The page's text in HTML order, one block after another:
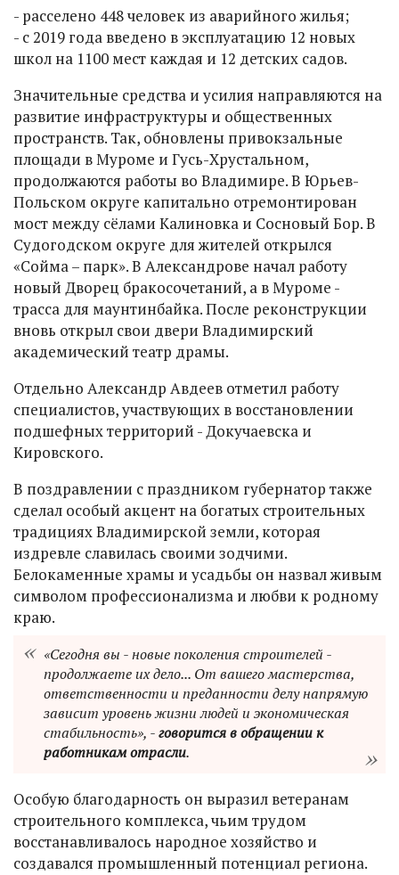
- расселено 448 человек из аварийного жилья;
- с 2019 года введено в эксплуатацию 12 новых
школ на 1100 мест каждая и 12 детских садов.
Значительные средства и усилия направляются на
развитие инфраструктуры и общественных
пространств. Так, обновлены привокзальные
площади в Муроме и Гусь-Хрустальном,
продолжаются работы во Владимире. В Юрьев-
Польском округе капитально отремонтирован
мост между сёлами Калиновка и Сосновый Бор. В
Судогодском округе для жителей открылся
«Сойма – парк». В Александрове начал работу
новый Дворец бракосочетаний, а в Муроме -
трасса для маунтинбайка. После реконструкции
вновь открыл свои двери Владимирский
академический театр драмы.
Отдельно Александр Авдеев отметил работу
специалистов, участвующих в восстановлении
подшефных территорий - Докучаевска и
Кировского.
В поздравлении с праздником губернатор также
сделал особый акцент на богатых строительных
традициях Владимирской земли, которая
издревле славилась своими зодчими.
Белокаменные храмы и усадьбы он назвал живым
символом профессионализма и любви к родному
краю.
«Сегодня вы - новые поколения строителей -
продолжаете их дело... От вашего мастерства,
ответственности и преданности делу напрямую
зависит уровень жизни людей и экономическая
стабильность», -говорится в обращении к
работникам отрасли.
Особую благодарность он выразил ветеранам
строительного комплекса, чьим трудом
восстанавливалось народное хозяйство и
создавался промышленный потенциал региона.